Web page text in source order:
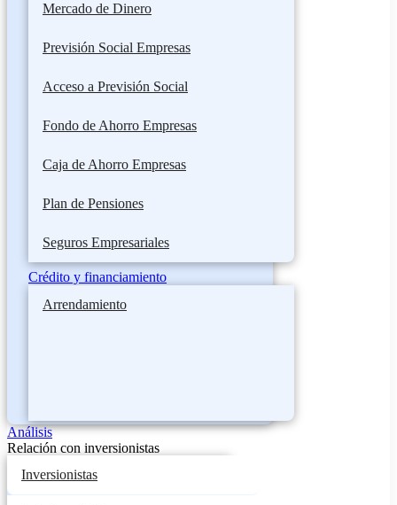
Mercado de Dinero
Previsión Social Empresas
Acceso a Previsión Social
Fondo de Ahorro Empresas
Caja de Ahorro Empresas
Plan de Pensiones
Seguros Empresariales
Crédito y financiamiento
Arrendamiento
Análisis
Relación con inversionistas
Inversionistas